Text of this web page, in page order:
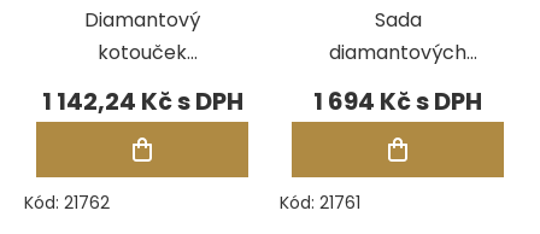
Diamantový
kotouček
GraverTool,
hrubý
1 142,24 Kč
Kód: 21762
Sada
diamantových
kotoučků
GraverTool
1 694 Kč
Kód: 21761